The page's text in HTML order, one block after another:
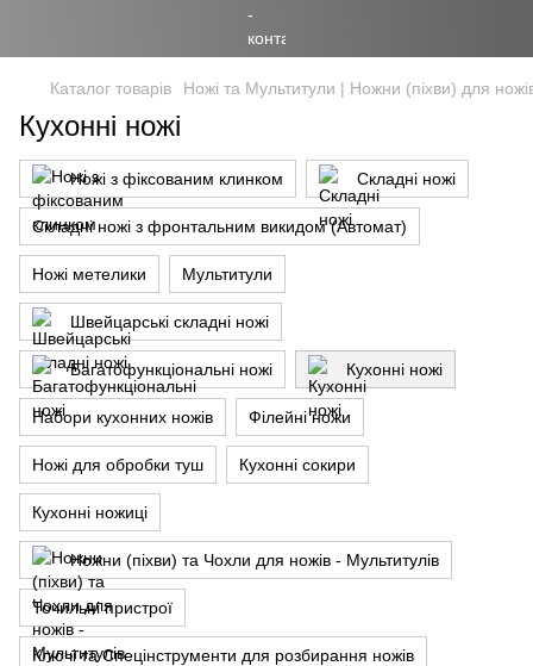
Каталог товарів Ножі та Мультитули | Ножни (піхви) для
Кухонні ножі
Ножі з фіксованим клинком Складні ножі
Складні ножі з фронтальним викидом (Автомат)
Ножі метелики Мультитули
Швейцарські складні ножі
Багатофункціональні ножі Кухонні ножі
Набори кухонних ножів Філейні ножи
Ножі для обробки туш Кухонні сокири
Кухонні ножиці
Ножни (піхви) та Чохли для ножів - Мультитулів
Точильні пристрої
Ключі та Спецінструменти для розбирання ножів